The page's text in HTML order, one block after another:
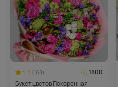
4.8 (168)
1800
Букет цветов Покоренная